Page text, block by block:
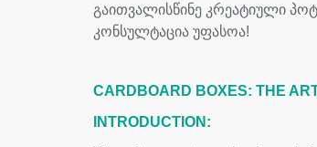
გაითვალისწინე კრეატიული
კონსულტაცია უფასოა!
CARDBOARD BOXES: THE
INTRODUCTION: